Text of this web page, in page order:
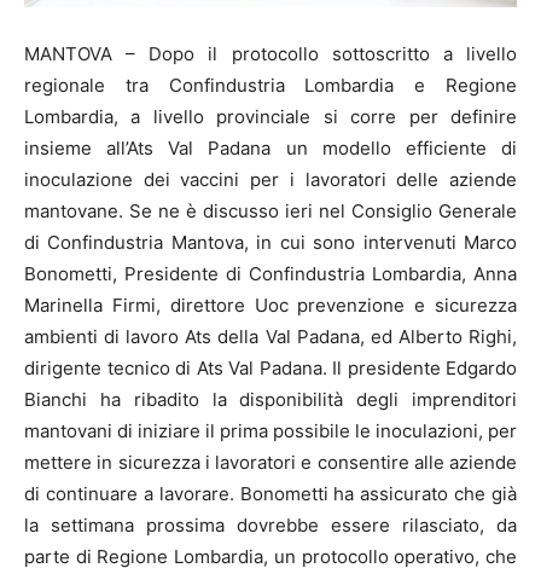
MANTOVA – Dopo il protocollo sottoscritto a livello
regionale tra Confindustria Lombardia e Regione
Lombardia, a livello provinciale si corre per definire
insieme all’Ats Val Padana un modello efficiente di
inoculazione dei vaccini per i lavoratori delle aziende
mantovane. Se ne è discusso ieri nel Consiglio Generale
di Confindustria Mantova, in cui sono intervenuti Marco
Bonometti, Presidente di Confindustria Lombardia, Anna
Marinella Firmi, direttore Uoc prevenzione e sicurezza
ambienti di lavoro Ats della Val Padana, ed Alberto Righi,
dirigente tecnico di Ats Val Padana. Il presidente Edgardo
Bianchi ha ribadito la disponibilità degli imprenditori
mantovani di iniziare il prima possibile le inoculazioni, per
mettere in sicurezza i lavoratori e consentire alle aziende
di continuare a lavorare. Bonometti ha assicurato che già
la settimana prossima dovrebbe essere rilasciato, da
parte di Regione Lombardia, un protocollo operativo, che